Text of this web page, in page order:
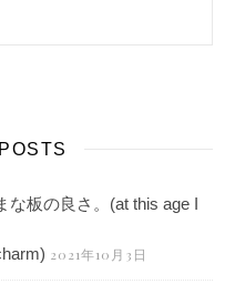
な板の良さ。(at this age I
2021年10月3日